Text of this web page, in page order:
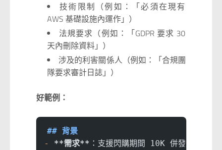
技術限制（例如：「必須在現有
AWS 基礎設施內運作」）
法規要求（例如：「GDPR 要求 30
天內刪除資料」）
涉及的利害關係人（例如：「合規團
隊要求審計日誌」）
好範例：
## 背景
-
**需求** ：支援閃購期間 10K 併發用戶